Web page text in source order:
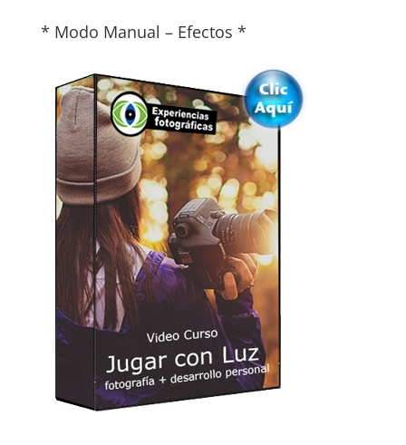
* Modo Manual – Efectos *